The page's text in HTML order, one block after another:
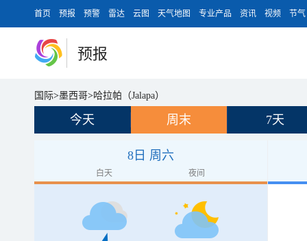
首页 预报 预警 雷达 云图 天气地图 专业产品 资讯 视频 节气
预报
国际>墨西哥>哈拉帕（Jalapa）
今天 周末 7天
8日 周六
白天 夜间